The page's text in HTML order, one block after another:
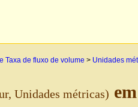
Taxa de fluxo de volume > Unidades
Unidades métricas)